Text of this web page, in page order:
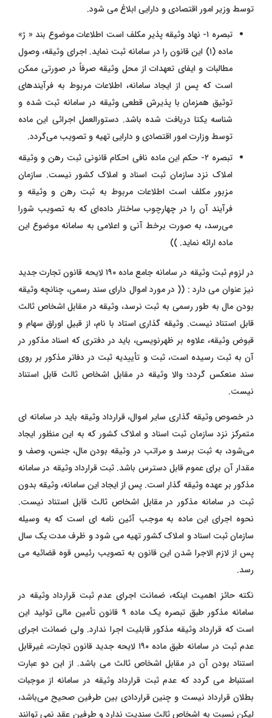
توسط وزیر امور اقتصادی و دارایی ابلاغ می ‌شود.
تبصره ۱- نهاد وثیقه ‌پذیر مکلف است اطلاعات موضوع بند « ژ»
ماده (۱) این قانون را در سامانه ثبت نماید. اجرای وثیقه، وصول
مطالبات و ایفای تعهدات از محل وثیقه صرفاً در صورتی ممکن
است که پس از ایجاد سامانه، اطلاعات مربوط به فرآیندهای
توثیق همزمان با پذیرش قطعی وثیقه در سامانه ثبت شده و
شناسه یکتا دریافت شده باشد. دستورالعمل اجرائی این ماده
توسط وزارت امور اقتصادی و دارایی تهیه و تصویب می‌گردد.
تبصره ۲- حکم این ماده نافی احکام قانونی ثبت رهن و وثیقه
املاک نزد سازمان ثبت اسناد و املاک کشور نیست. سازمان
مزبور مکلف است اطلاعات مربوط به ثبت رهن و وثیقه و
فرآیند آن را در چهارچوب ساختار داده‌ای که به تصویب شورا
می‌رسد، به صورت برخط آنی و اعلامی به سامانه موضوع این
ماده ارائه نماید. ))
در لزوم ثبت وثیقه در سامانه جامع ماده ۱۹۰ لایحه قانون تجارت جدید
نیز عنوان می ‌دارد : (( در مورد اموال دارای سند رسمی، چنانچه وثیقه
بودن مال به طور رسمی به ثبت نرسد، وثیقه در مقابل اشخاص ثالث
قابل استناد نیست. وثیقه‌ گذاری استاد با نام، از قبیل اوراق سهام و
قبوض وثیقه، علاوه بر ظهرنویسی، باید در دفتری که اسناد مذکور در
آن به ثبت رسیده است، ثبت و تأییدیه ثبت در دفاتر مذکور بر روی
سند منعکس گردد؛ والا وثیقه در مقابل اشخاص ثالث قابل استناد
نیست.
در خصوص وثیقه ‌گذاری سایر اموال، قرارداد وثیقه باید در سامانه‌ ای
متمرکز نزد سازمان ثبت اسناد و املاک کشور که به این منظور ایجاد
می‌شود، به ثبت برسد و مراتب در وثیقه بودن مال، جنس، وصف و
مقدار آن برای عموم قابل دسترس باشد. ثبت قرارداد وثیقه در سامانه
مذکور بر عهده وثیقه ‌گذار است. پس از ایجاد این سامانه، وثیقه بدون
ثبت در سامانه مذکور در مقابل اشخاص ثالث قابل استناد نیست.
نحوه اجرای این ماده به موجب آئین‌ نامه ‌ای است که به وسیله
سازمان ثبت اسناد و املاک کشور تهیه می ‌شود و ظرف مدت یک سال
پس از لازم ‌الاجرا شدن این قانون به تصویب رئیس قوه قضائیه می
‌رسد.
نکته حائز اهمیت اینکه، ضمانت اجرای عدم ثبت قرارداد وثیقه در
سامانه مذکور طبق تبصره یک ماده ۹ قانون تأمین مالی تولید این
است که قرارداد وثیقه مذکور قابلیت اجرا ندارد. ولی ضمانت اجرای
عدم ثبت در سامانه طبق ماده ۱۹۰ لایحه جدید قانون تجارت، غیرقابل
استناد بودن آن در مقابل اشخاص ثالث می ‌باشد. از این دو عبارت
استنباط می‌ گردد که عدم ثبت قرارداد وثیقه در سامانه از موجبات
بطلان قرارداد نیست و چنین قراردادی بین طرفین صحیح می‌باشد،
لیکن نسبت به اشخاص ثالث سندیت ندارد و طرفین عقد نمی‌ توانند